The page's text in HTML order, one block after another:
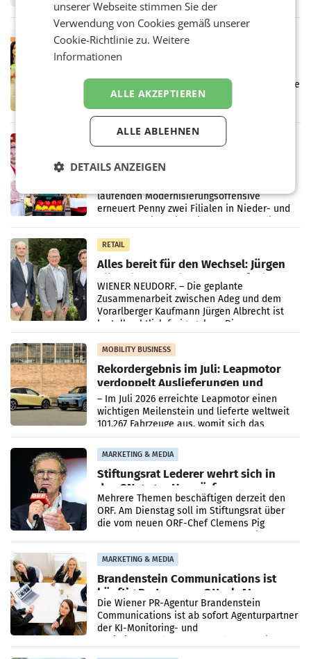
wieder Gewinn gemacht und die
Markterwartung deutlich übertroffen.
RETAIL
Eine Bühne für Zirkularität: ARA und
Kreislauffähigkeit
Über den gesamten August hinweg rücken die
Altstoff Recycling Austria AG (ARA) und der
Handelskonzern Müller die Initiative
„Kreislauf-Helden“ in allen österreichischen
Müller-Filialen
Ober- und Niederösterreich
laufenden Modernisierungsoffensive
erneuert Penny zwei Filialen in Nieder- und
RETAIL
Alles bereit für den Wechsel: Jürgen
Albrecht setzt ab 1.1.2027 auf Adeg
WIENER NEUDORF. – Die geplante
Zusammenarbeit zwischen Adeg und dem
Vorarlberger Kaufmann Jürgen Albrecht ist
kartellrechtlich freigegeben: Die
Bundeswettbewerbsbehörde und der
Bundeskartellanwalt
MOBILITY BUSINESS
Rekordergebnis im Juli: Leapmotor
verdoppelt Auslieferungen und
überschreitet die 100.000er-Marke
– Im Juli 2026 erreichte Leapmotor einen
wichtigen Meilenstein und lieferte weltweit
101.267 Fahrzeuge aus, womit sich das
Ergebnis gegenüber Juli 2025 mehr als
verdoppelte (+102
MARKETING & MEDIA
Stiftungsrat Lederer wehrt sich in
den SN gegen Vorwürfe
Mehrere Themen beschäftigen derzeit den
ORF. Am Dienstag soll im Stiftungsrat über
die vom neuen ORF-Chef Clemens Pig
MARKETING & MEDIA
Brandenstein Communications ist
künftig Partner von OtterlyAI
Die Wiener PR-Agentur Brandenstein
Communications ist ab sofort Agenturpartner
der KI-Monitoring- und
unserer Webseite stimmen Sie der
Verwendung von Cookies gemäß unserer
Cookie-Richtlinie zu.Weitere
Informationen
ALLE AKZEPTIEREN
ALLE ABLEHNEN
DETAILS ANZEIGEN